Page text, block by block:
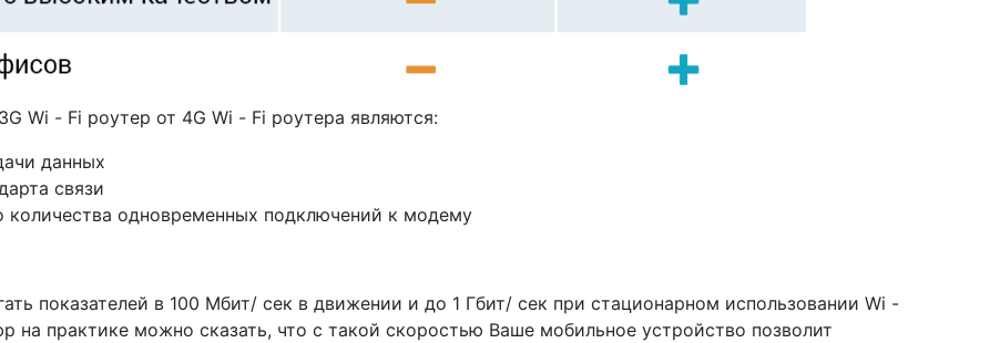
Wi - Fi роутер от 4G Wi - Fi роутера являются:
данных
связи
одновременных подключений к модему
показателей в 100 Мбит/ сек в движении и до 1 Гбит/ сек при стационарном использовании Wi -
на практике можно сказать, что с такой скоростью Ваше мобильное устройство позволит